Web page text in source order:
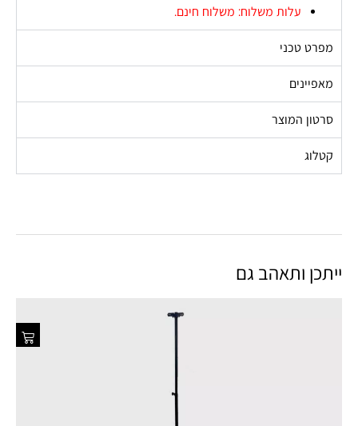
עלות משלוח: משלוח חינם.
מפרט טכני
מאפיינים
סרטון המוצר
קטלוג
ייתכן ותאהב גם